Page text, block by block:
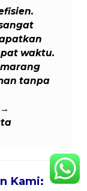
waktu.
tanpa
Kami: